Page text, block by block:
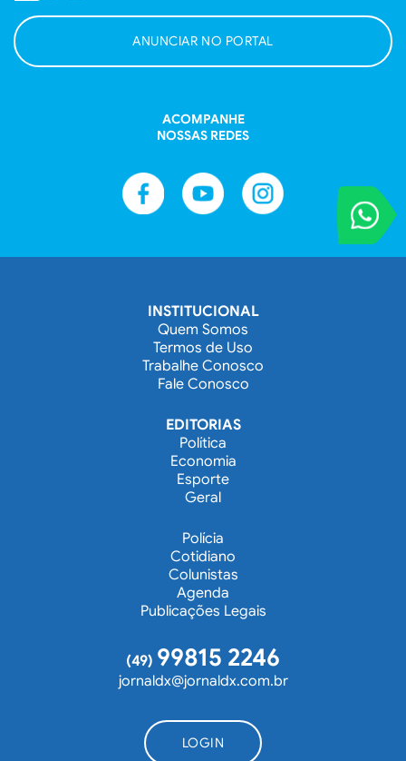
VOCÊ
Entre em
ANUNCIAR NO PORTAL
ACOMPANHE
NOSSAS REDES
INSTITUCIONAL
Quem Somos
Termos de Uso
Trabalhe Conosco
Fale Conosco
EDITORIAS
Política
Economia
Esporte
Geral
Polícia
Cotidiano
Colunistas
Agenda
Publicações Legais
(49) 99815 2246
jornaldx@jornaldx.com.br
LOGIN